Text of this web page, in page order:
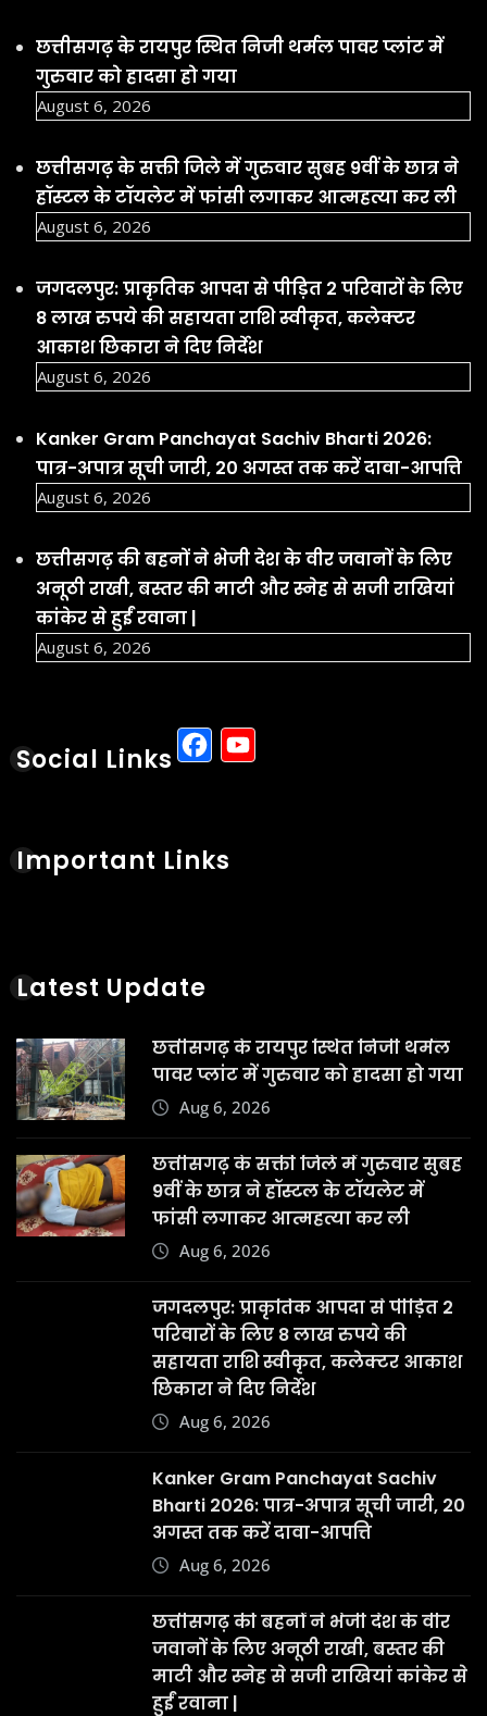
छत्तीसगढ़ के रायपुर स्थित निजी थर्मल पावर प्लांट में
गुरुवार को हादसा हो गया
August 6, 2026
छत्तीसगढ़ के सक्ती जिले में गुरुवार सुबह 9वीं के छात्र ने
हॉस्टल के टॉयलेट में फांसी लगाकर आत्महत्या कर ली
August 6, 2026
जगदलपुर: प्राकृतिक आपदा से पीड़ित 2 परिवारों के लिए
8 लाख रुपये की सहायता राशि स्वीकृत, कलेक्टर
आकाश छिकारा ने दिए निर्देश
August 6, 2026
Kanker Gram Panchayat Sachiv Bharti 2026:
पात्र-अपात्र सूची जारी, 20 अगस्त तक करें दावा-आपत्ति
August 6, 2026
छत्तीसगढ़ की बहनों ने भेजी देश के वीर जवानों के लिए
अनूठी राखी, बस्तर की माटी और स्नेह से सजी राखियां
कांकेर से हुईं रवाना |
August 6, 2026
Social Links Facebook
Important Links
Latest Update
छत्तीसगढ़ के रायपुर स्थित निजी थर्मल
पावर प्लांट में गुरुवार को हादसा हो गया
Aug 6, 2026
छत्तीसगढ़ के सक्ती जिले में गुरुवार सुबह
9वीं के छात्र ने हॉस्टल के टॉयलेट में
फांसी लगाकर आत्महत्या कर ली
Aug 6, 2026
जगदलपुर: प्राकृतिक आपदा से पीड़ित 2
परिवारों के लिए 8 लाख रुपये की
सहायता राशि स्वीकृत, कलेक्टर आकाश
छिकारा ने दिए निर्देश
Aug 6, 2026
Kanker Gram Panchayat Sachiv
Bharti 2026: पात्र-अपात्र सूची जारी, 20
अगस्त तक करें दावा-आपत्ति
Aug 6, 2026
छत्तीसगढ़ की बहनों ने भेजी देश के वीर
जवानों के लिए अनूठी राखी, बस्तर की
माटी और स्नेह से सजी राखियां कांकेर से
हुईं रवाना |